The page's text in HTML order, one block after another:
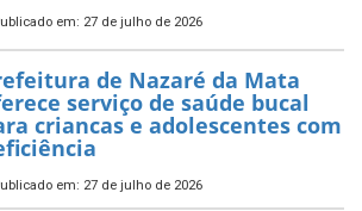
em: 27 de julho de 2026
de Nazaré da Mata
serviço de saúde bucal
criancas e adolescentes com
em: 27 de julho de 2026